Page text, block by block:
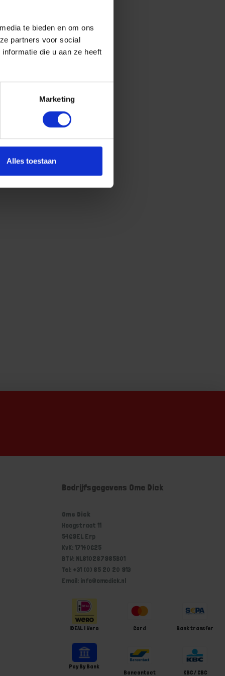
te bieden en om ons
partners voor social
die u aan ze heeft
Marketing
Alles toestaan
Bedrijfsgegevens Ome Dick
Ome Dick
Hoogstraat 11
5469EL Erp
KvK: 17140625
BTW: NL810287985B01
Tel: +31 (0) 85 20 20 913
Email: info@omedick.nl
iDEAL | Wero Card Bank transfer
Pay By Bank
Bancontact
KBC / CBC